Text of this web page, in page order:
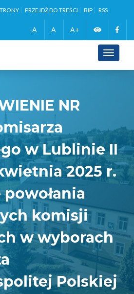
PRZEJDŹ DO TREŚCI BIP RSS
-A A A+ Zmień
wersję
Toggle
NR
w Lublinie II
2025 r.
komisji
w wyborach
Polskiej